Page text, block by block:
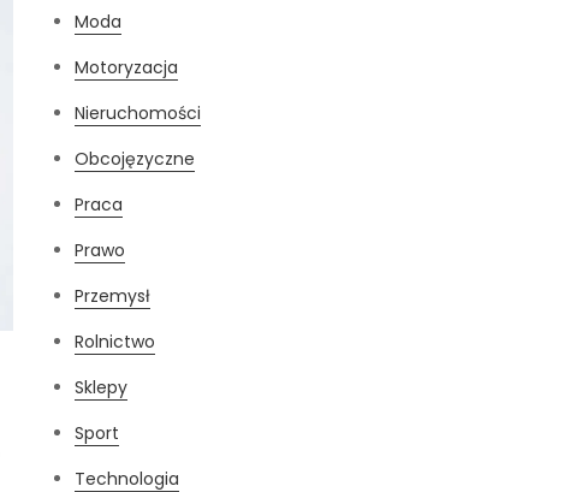
Moda
Motoryzacja
Nieruchomości
Obcojęzyczne
Praca
Prawo
Przemysł
Rolnictwo
Sklepy
Sport
Technologia